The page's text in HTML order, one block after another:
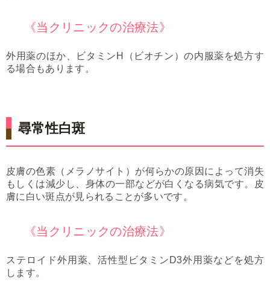
《当クリニックの治療法》
外用薬のほか、ビタミンH（ビオチン）の内服薬を処方す
る場合もあります。
尋常性白斑
皮膚の色素（メラノサイト）が何らかの原因によって消失
もしくは減少し、身体の一部などが白くなる病気です。皮
膚に白い斑点が見られることが多いです。
《当クリニックの治療法》
ステロイド外用薬、活性型ビタミンD3外用薬などを処方
します。